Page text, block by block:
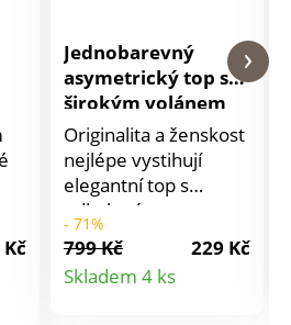
Kč
Jednobarevný
asymetrický top se
širokým volánem
Originalita a ženskost
nejlépe vystihují
elegantní top s
odhaleným
ramenem. Ze
vzdušného úpletu.
Vpředu a vzadu
- 71%
799 Kč
229 Kč
Skladem 4 ks
Detail